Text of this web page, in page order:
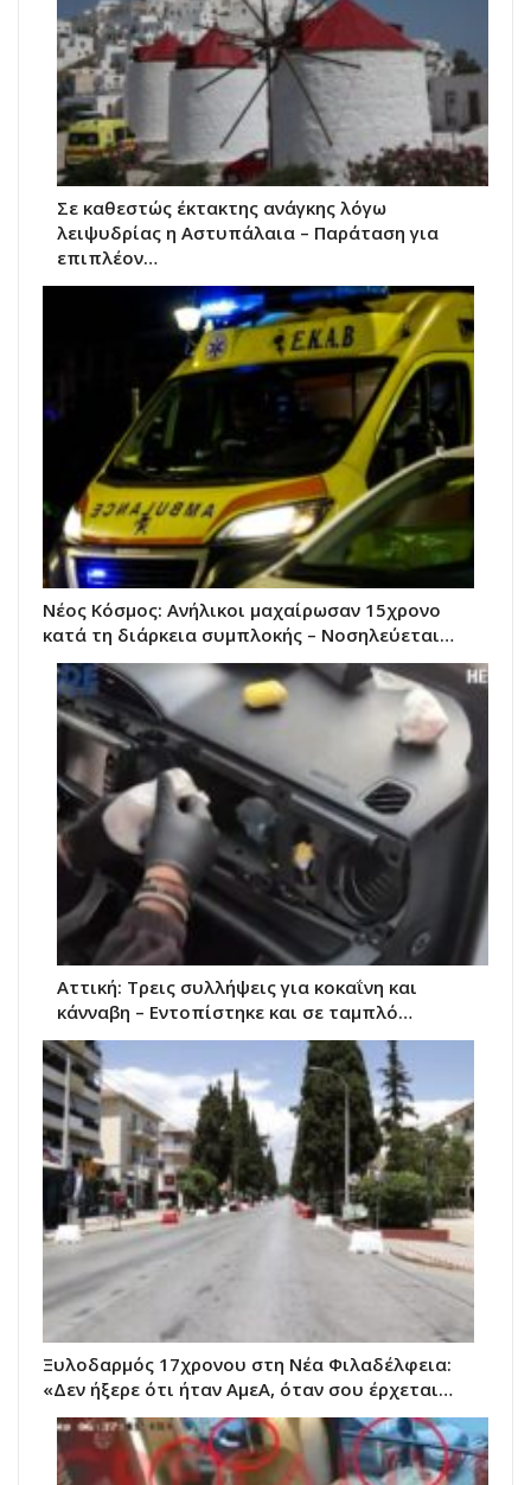
Σε καθεστώς έκτακτης ανάγκης λόγω
λειψυδρίας η Αστυπάλαια – Παράταση για
επιπλέον…
Νέος Κόσμος: Ανήλικοι μαχαίρωσαν 15χρονο
κατά τη διάρκεια συμπλοκής – Nοσηλεύεται…
Αττική: Τρεις συλλήψεις για κοκαΐνη και
κάνναβη – Εντοπίστηκε και σε ταμπλό…
Ξυλοδαρμός 17χρονου στη Νέα Φιλαδέλφεια:
«Δεν ήξερε ότι ήταν ΑμεΑ, όταν σου έρχεται…